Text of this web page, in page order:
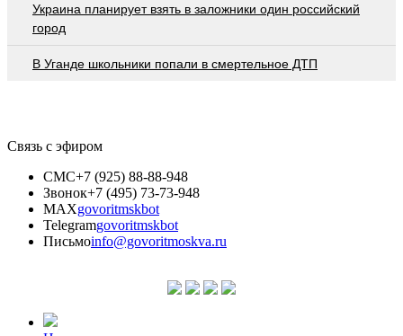
Украина планирует взять в заложники один российский
город
В Уганде школьники попали в смертельное ДТП
Связь с эфиром
СМС+7 (925) 88-88-948
Звонок+7 (495) 73-73-948
MAXgovoritmskbot
Telegramgovoritmskbot
Письмоinfo@govoritmoskva.ru